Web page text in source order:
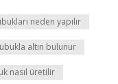
neden yapılır
altın bulunur
nasıl üretilir